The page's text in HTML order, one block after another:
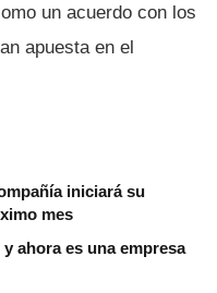
un acuerdo con los
apuesta en el
iniciará su
mes
ahora es una empresa